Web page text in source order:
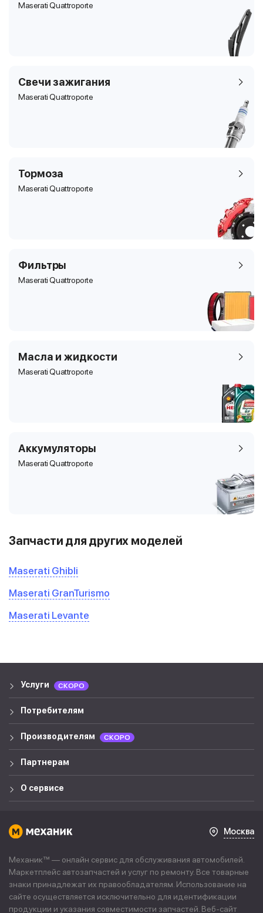
Maserati Quattroporte
Свечи зажигания
Maserati Quattroporte
Тормоза
Maserati Quattroporte
Фильтры
Maserati Quattroporte
Масла и жидкости
Maserati Quattroporte
Аккумуляторы
Maserati Quattroporte
Запчасти для других моделей
Maserati Ghibli
Maserati GranTurismo
Maserati Levante
Услуги СКОРО
Потребителям
Производителям СКОРО
Партнерам
О сервисе
Москва
Механик™ — онлайн сервис для обслуживания автомобилей.
Маркетплейс автозапчастей и услуг по ремонту. Все товарные
знаки принадлежат их правообладателям. Использование на
сайте осуществляется исключительно для идентификации
продукции и указания совместимости запчастей. Веб-сайт